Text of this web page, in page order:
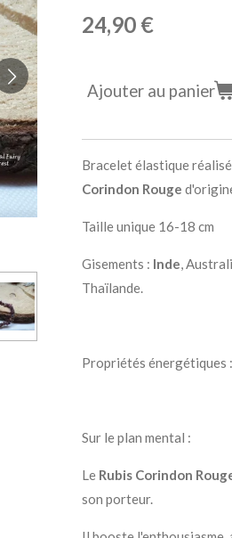
24,90 €
Ajouter au panier
Bracelet élastique
Corindon Rouge
Taille unique 16-18 cm
Gisements : Inde,
Thaïlande.
Propriétés énergétiques :
Sur le plan mental :
Le Rubis Corindon
son porteur.